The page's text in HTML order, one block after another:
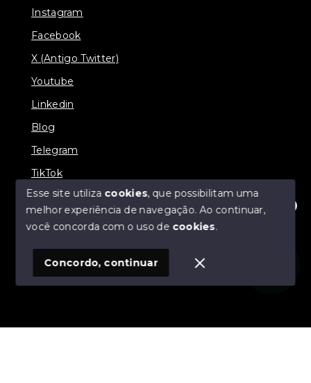
Olá! Estamos disponíveis para te ajudar.
Instagram
Facebook
X (Antigo Twitter)
Youtube
Linkedin
Blog
Telegram
TikTok
© Copyright 2026 - Zucotti Imóveis - Todos os direitos
SITE PARA IMOBILIARIA
Esse site utiliza cookies, que possibilitam uma
melhor experiência de navegação.Ao continuar,
você concorda com o uso de cookies.
Concordo, continuar